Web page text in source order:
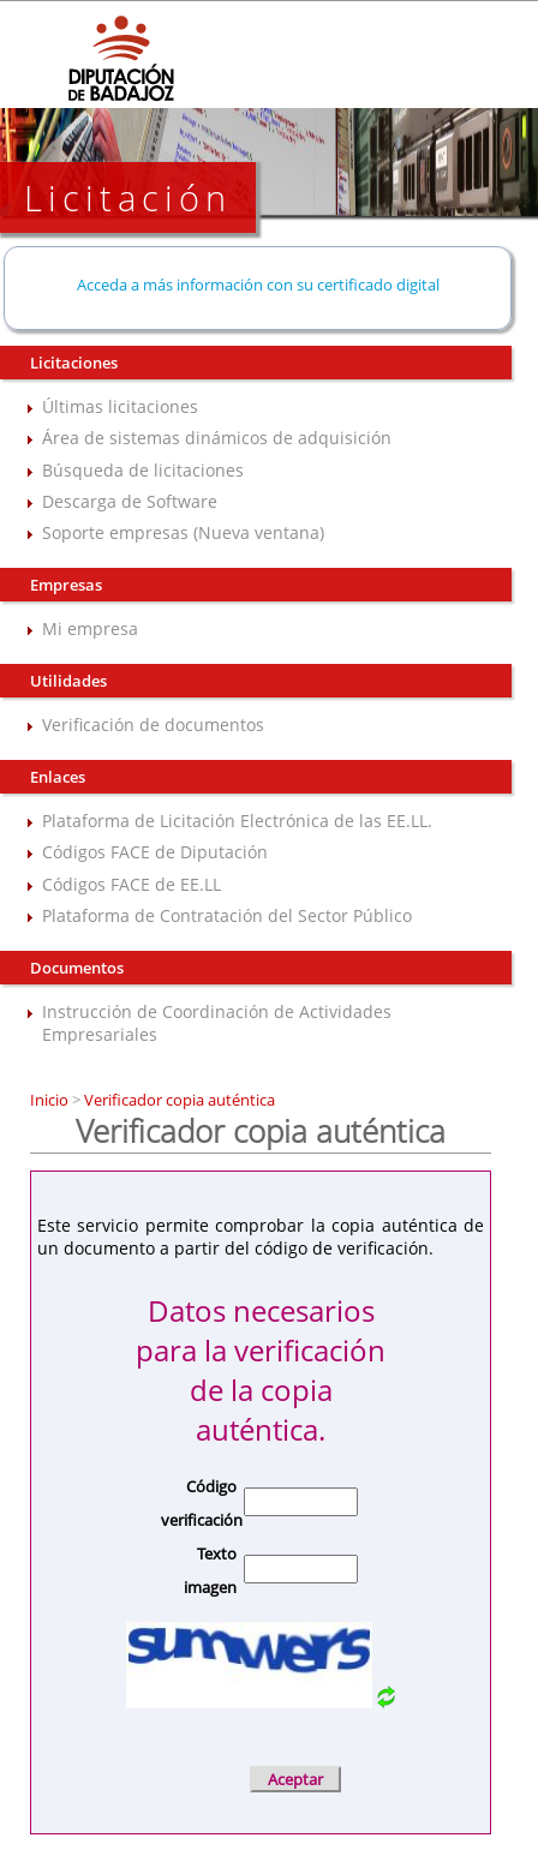
Licitación
Acceda a más información con su certificado digital
Licitaciones
Últimas licitaciones
Área de sistemas dinámicos de adquisición
Búsqueda de licitaciones
Descarga de Software
Soporte empresas (Nueva ventana)
Empresas
Mi empresa
Utilidades
Verificación de documentos
Enlaces
Plataforma de Licitación Electrónica de las EE.LL.
Códigos FACE de Diputación
Códigos FACE de EE.LL
Plataforma de Contratación del Sector Público
Documentos
Instrucción de Coordinación de Actividades
Empresariales
Inicio >Verificador copia auténtica
Verificador copia auténtica
Este servicio permite comprobar la copia auténtica de
un documento a partir del código de verificación.
Datos necesarios
para la verificación
de la copia
auténtica.
Código
verificación
Texto
imagen